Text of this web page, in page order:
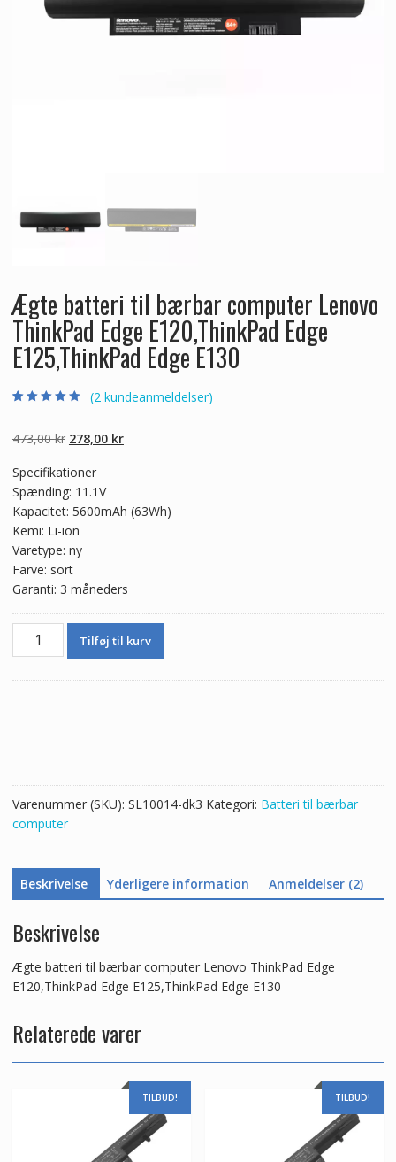
Ægte batteri til bærbar computer Lenovo
ThinkPad Edge E120,ThinkPad Edge
E125,ThinkPad Edge E130
baseret på
kundebedømmel
(2 kundeanmeldelser)
473,00kr Den
pris
var:
473,00 kr.
278,00 krDen
278,00 kr.
Specifikationer
Spænding: 11.1V
Kapacitet: 5600mAh (63Wh)
Kemi: Li-ion
Varetype: ny
Farve: sort
Garanti: 3 måneders
Ægte
E120,ThinkPad
Edge
E125,ThinkPad
Edge
E130
antal
Tilføj til kurv
Varenummer (SKU): SL10014-dk3 Kategori: Batteri til bærbar
computer
Beskrivelse Yderligere information Anmeldelser (2)
Beskrivelse
Ægte batteri til bærbar computer Lenovo ThinkPad Edge
E120,ThinkPad Edge E125,ThinkPad Edge E130
Relaterede varer
TILBUD! TILBUD!